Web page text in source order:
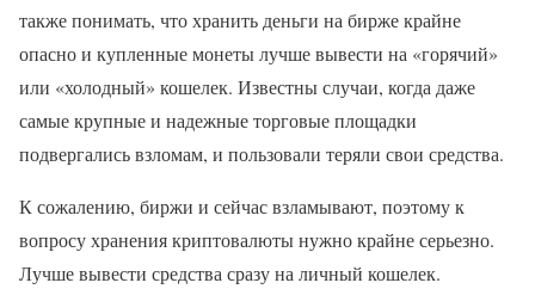
также понимать, что хранить деньги на бирже крайне
опасно и купленные монеты лучше вывести на «горячий»
или «холодный» кошелек. Известны случаи, когда даже
самые крупные и надежные торговые площадки
подвергались взломам, и пользовали теряли свои средства.
К сожалению, биржи и сейчас взламывают, поэтому к
вопросу хранения криптовалюты нужно крайне серьезно.
Лучше вывести средства сразу на личный кошелек.